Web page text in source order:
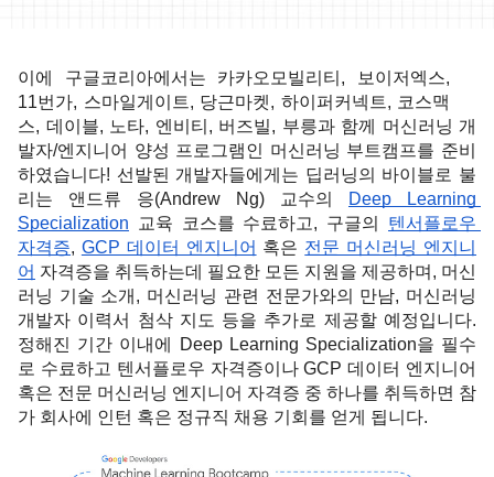
이에 구글코리아에서는 카카오모빌리티, 보이저엑스,
11번가, 스마일게이트, 당근마켓, 하이퍼커넥트, 코스맥
스, 데이블, 노타, 엔비티, 버즈빌, 부릉과 함께 머신러닝 개
발자/엔지니어 양성 프로그램인 머신러닝 부트캠프를 준비
하였습니다! 선발된 개발자들에게는 딥러닝의 바이블로 불
리는 앤드류 응(Andrew Ng) 교수의
Deep Learning
Specialization 교육 코스를 수료하고, 구글의 텐서플로우
자격증, GCP 데이터 엔지니어 혹은 전문 머신러닝 엔지니
어 자격증을 취득하는데 필요한 모든 지원을 제공하며, 머신
러닝 기술 소개, 머신러닝 관련 전문가와의 만남, 머신러닝
개발자 이력서 첨삭 지도 등을 추가로 제공할 예정입니다.
정해진 기간 이내에 Deep Learning Specialization을 필수
로 수료하고 텐서플로우 자격증이나 GCP 데이터 엔지니어
혹은 전문 머신러닝 엔지니어 자격증 중 하나를 취득하면 참
가 회사에 인턴 혹은 정규직 채용 기회를 얻게 됩니다.